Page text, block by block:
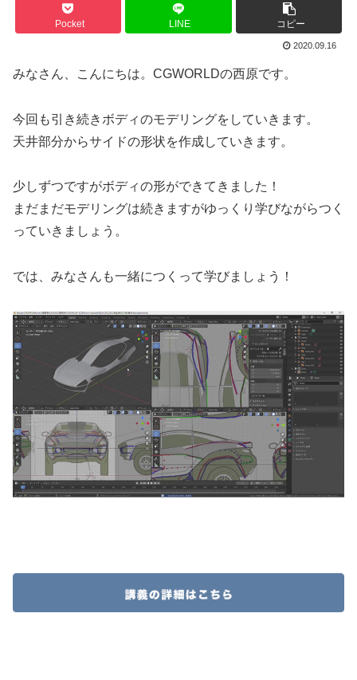
Pocket LINE コピー
2020.09.16
みなさん、こんにちは。CGWORLDの西原です。
今回も引き続きボディのモデリングをしていきます。
天井部分からサイドの形状を作成していきます。
少しずつですがボディの形ができてきました！
まだまだモデリングは続きますがゆっくり学びながらつく
っていきましょう。
では、みなさんも一緒につくって学びましょう！